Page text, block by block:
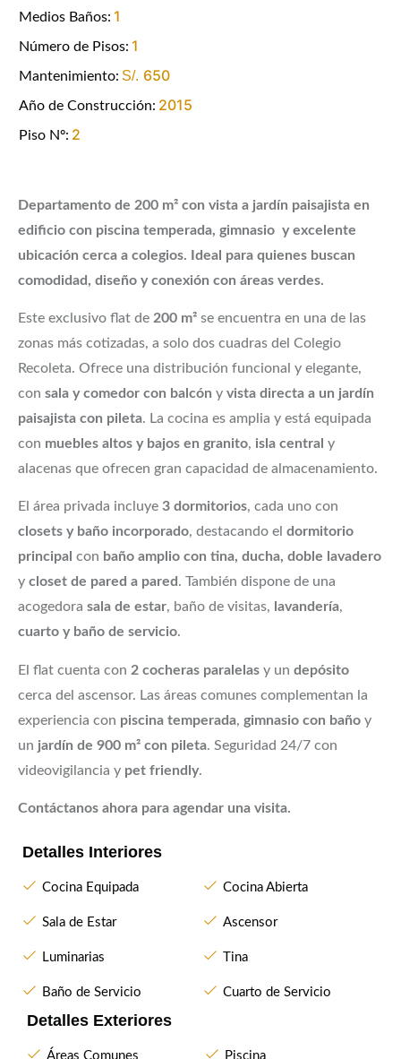
Medios Baños: 1
Número de Pisos: 1
Mantenimiento: S/. 650
Año de Construcción: 2015
Piso Nº: 2
Departamento de 200 m² con vista a jardín paisajista en
edificio con piscina temperada, gimnasio y excelente
ubicación cerca a colegios. Ideal para quienes buscan
comodidad, diseño y conexión con áreas verdes.
Este exclusivo flat de 200 m² se encuentra en una de las
zonas más cotizadas, a solo dos cuadras del Colegio
Recoleta. Ofrece una distribución funcional y elegante,
con sala y comedor con balcón y vista directa a un jardín
paisajista con pileta. La cocina es amplia y está equipada
con muebles altos y bajos en granito, isla central y
alacenas que ofrecen gran capacidad de almacenamiento.
El área privada incluye 3 dormitorios, cada uno con
closets y baño incorporado, destacando el dormitorio
principal con baño amplio con tina, ducha, doble lavadero
y closet de pared a pared. También dispone de una
acogedora sala de estar, baño de visitas, lavandería,
cuarto y baño de servicio.
El flat cuenta con 2 cocheras paralelas y un depósito
cerca del ascensor. Las áreas comunes complementan la
experiencia con piscina temperada, gimnasio con baño y
un jardín de 900 m² con pileta. Seguridad 24/7 con
videovigilancia y pet friendly.
Contáctanos ahora para agendar una visita.
Detalles Interiores
Cocina Equipada Cocina Abierta
Sala de Estar Ascensor
Luminarias Tina
Baño de Servicio Cuarto de Servicio
Detalles Exteriores
Áreas Comunes Piscina